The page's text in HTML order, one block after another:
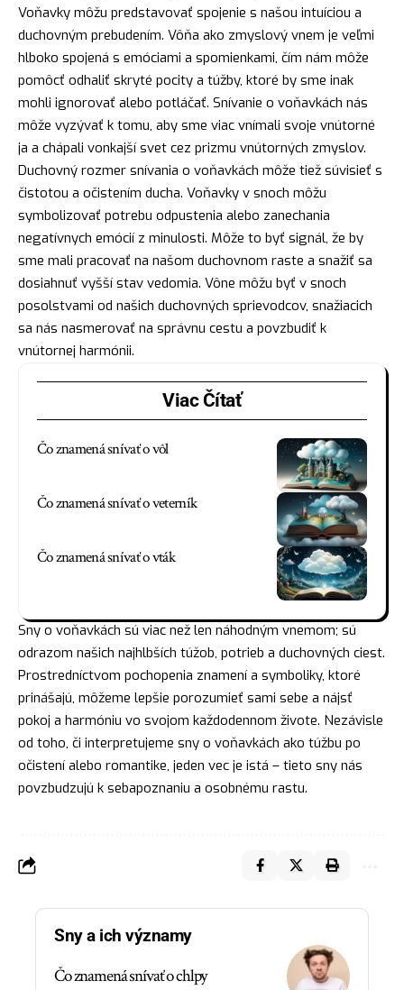
Voňavky môžu predstavovať spojenie s našou intuíciou a
duchovným prebudením. Vôňa ako zmyslový vnem je veľmi
hlboko spojená s emóciami a spomienkami, čím nám môže
pomôcť odhaliť skryté pocity a túžby, ktoré by sme inak
mohli ignorovať alebo potláčať. Snívanie o voňavkách nás
môže vyzývať k tomu, aby sme viac vnímali svoje vnútorné
ja a chápali vonkajší svet cez prizmu vnútorných zmyslov.
Duchovný rozmer snívania o voňavkách môže tiež súvisieť s
čistotou a očistením ducha. Voňavky v snoch môžu
symbolizovať potrebu odpustenia alebo zanechania
negatívnych emócií z minulosti. Môže to byť signál, že by
sme mali pracovať na našom duchovnom raste a snažiť sa
dosiahnuť vyšší stav vedomia. Vône môžu byť v snoch
posolstvami od našich duchovných sprievodcov, snažiacich
sa nás nasmerovať na správnu cestu a povzbudiť k
vnútornej harmónii.
Viac Čítať
Čo znamená snívať o vôl
Čo znamená snívať o veterník
Čo znamená snívať o vták
Sny o voňavkách sú viac než len náhodným vnemom; sú
odrazom našich najhlbších túžob, potrieb a duchovných ciest.
Prostredníctvom pochopenia znamení a symboliky, ktoré
prinášajú, môžeme lepšie porozumieť sami sebe a nájsť
pokoj a harmóniu vo svojom každodennom živote. Nezávisle
od toho, či interpretujeme sny o voňavkách ako túžbu po
očistení alebo romantike, jeden vec je istá – tieto sny nás
povzbudzujú k sebapoznaniu a osobnému rastu.
Sny a ich významy
Čo znamená snívať o chlpy